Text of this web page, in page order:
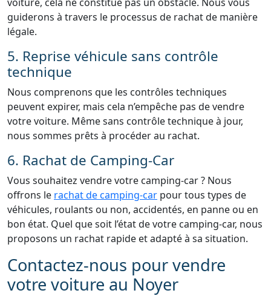
guiderons à travers le processus de rachat de manière
légale.
5. Reprise véhicule sans contrôle
technique
Nous comprenons que les contrôles techniques
peuvent expirer, mais cela n’empêche pas de vendre
votre voiture. Même sans contrôle technique à jour,
nous sommes prêts à procéder au rachat.
6. Rachat de Camping-Car
Vous souhaitez vendre votre camping-car ? Nous
offrons le rachat de camping-car pour tous types de
véhicules, roulants ou non, accidentés, en panne ou en
bon état. Quel que soit l’état de votre camping-car, nous
proposons un rachat rapide et adapté à sa situation.
Contactez-nous pour vendre
votre voiture au Noyer